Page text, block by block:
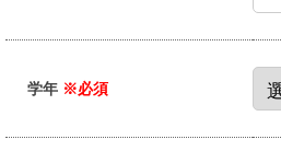
学年 ※必須